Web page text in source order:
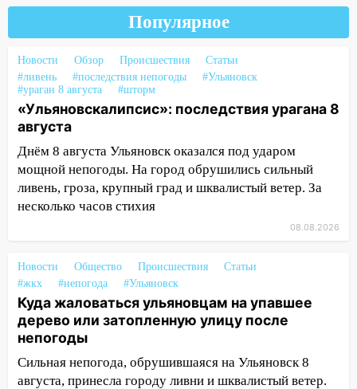
дождавшись коммунальщиков
14:16 Шторм продолжает ломать город:
на улице Любови Шевцовой рухнул
светофор
14:14 Студента из Ульяновска обманули
мошенники под видом преподавателя
14:12 Куда жаловаться ульяновцам на
упавшее дерево или затопленную улицу
после непогоды
13:59 В Новом городе ураганным
13:54 В мэрии Ульяновска рассказали,
как устраняют последствия мощного
шторма
13:49 Стихия продолжает крушить
Ульяновск: дерево рухнуло на дом на
Орджоникидзе
Популярное
Новости Обзор Происшествия
Статьи
#ливень
#последствия непогоды
#Ульяновск
#ураган 8 августа
#шторм
«Ульяновскалипсис»: последствия урагана 8
августа
Днём 8 августа Ульяновск оказался под ударом
мощной непогоды. На город обрушились сильный
ливень, гроза, крупный град и шквалистый ветер. За
несколько часов стихия
08.08.2026
Новости Общество Происшествия
Статьи
#жкх
#непогода #Ульяновск
Куда жаловаться ульяновцам на упавшее
дерево или затопленную улицу после
непогоды
Сильная непогода, обрушившаяся на Ульяновск 8
августа, принесла городу ливни и шквалистый ветер.